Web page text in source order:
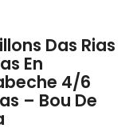
Das Rias
En
4/6
– Bou De